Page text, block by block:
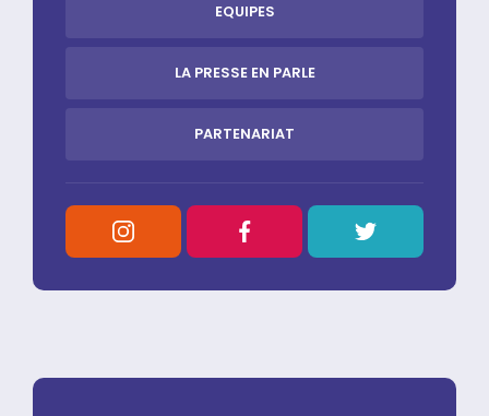
EQUIPES
LA PRESSE EN PARLE
PARTENARIAT